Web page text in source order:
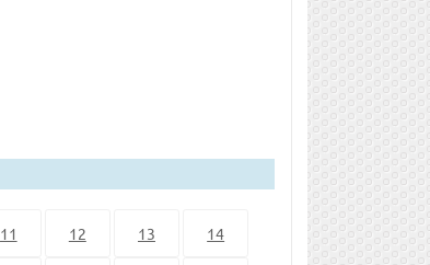
11 12 13 14